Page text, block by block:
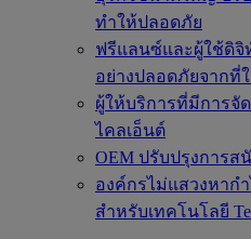
ทำให้ปลอดภัย
ฟรีแลนซ์และผู้ใช้ดิจิ
อย่างปลอดภัยจากที่
ผู้ให้บริการที่มีการจั
ไคลเอ็นต์
OEM ปรับปรุงการส
องค์กรไม่แสวงหาก
สำหรับเทคโนโลยี